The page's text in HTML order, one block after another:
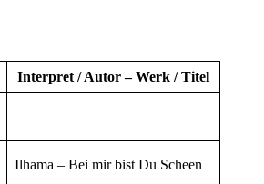
Interpret / Autor – Werk / Titel
Ilhama – Bei mir bist Du Scheen